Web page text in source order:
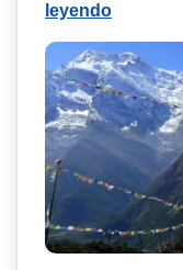
leyendo